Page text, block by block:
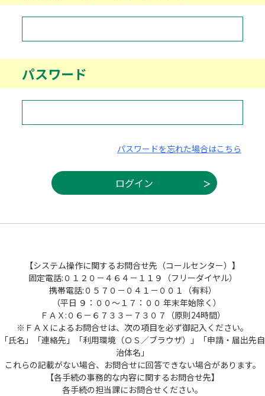
パスワード
パスワードを忘れた場合はこちら
【システム操作に関するお問合せ先（コールセンター）】
固定電話:０１２０－４６４－１１９（フリーダイヤル）
携帯電話:０５７０－０４１－００１（有料）
（平日 ９：００～１７：００ 年末年始除く）
ＦＡＸ:０６－６７３３－７３０７（原則24時間）
※ＦＡＸによるお問合せは、次の項目を必ず御記入ください。
「氏名」「連絡先」「利用環境（ＯＳ／ブラウザ）」「申請・届出先自
治体名」
これらの記載がない場合、お問合せに回答できない場合があります。
【各手続の事務的な内容に関するお問合せ先】
各手続の担当課にお問合せください。